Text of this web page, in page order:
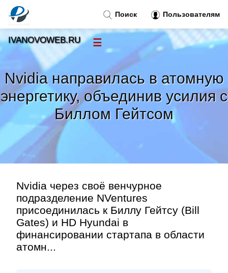
Nvidia направилась в атомную
энергетику, объединив усилия с
Биллом Гейтсом
Nvidia через своё венчурное
подразделение NVentures
присоединилась к Биллу Гейтсу (Bill
Gates) и HD Hyundai в
финансировании стартапа в области
атомн...
Поиск Пользователям
IVANOVOWEB.RU ☰
Новости
Тренды новостей»
»
Правила »